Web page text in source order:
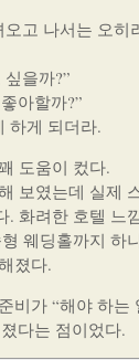
고 나서는 오히
을까?”
아할까?”
하게 되더라.
도움이 컸다.
보였는데 실제
. 화려한 호텔 느
웨딩홀까지 하
졌다.
비가 “해야 하는
다는 점이었다.